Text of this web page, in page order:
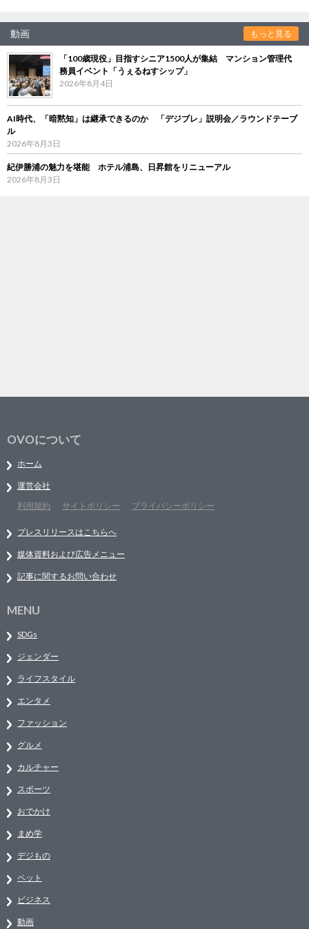
動画 もっと見る
「100歳現役」目指すシニア1500人が集結 マンション管理代
務員イベント「うぇるねすシップ」
2026年8月4日
AI時代、「暗黙知」は継承できるのか 「デジブレ」説明会／ラウンドテーブ
ル
2026年8月3日
紀伊勝浦の魅力を堪能 ホテル浦島、日昇館をリニューアル
2026年8月3日
OVOについて
ホーム
運営会社
利用規約
サイトポリシー プライバシーポリシー
プレスリリースはこちらへ
媒体資料および広告メニュー
記事に関するお問い合わせ
MENU
SDGs
ジェンダー
ライフスタイル
エンタメ
ファッション
グルメ
カルチャー
スポーツ
おでかけ
まめ学
デジもの
ペット
ビジネス
動画